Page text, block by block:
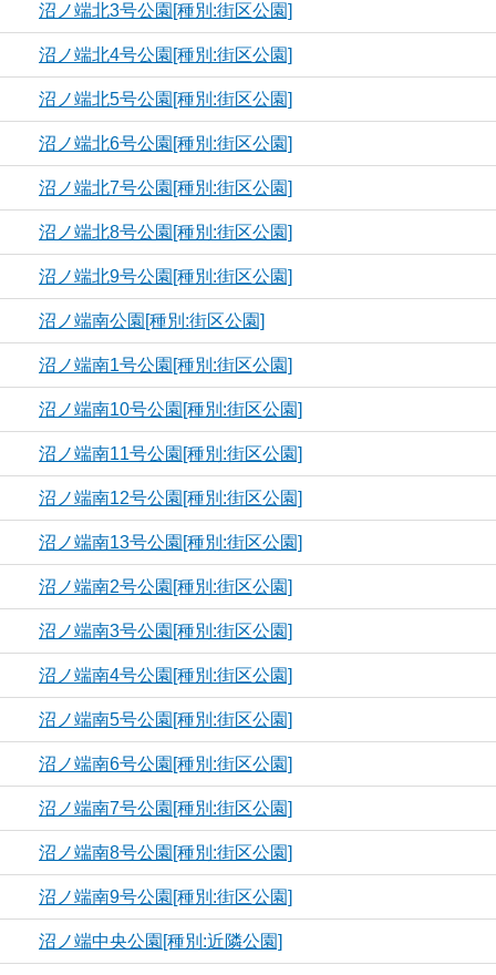
沼ノ端北3号公園[種別:街区公園]
沼ノ端北4号公園[種別:街区公園]
沼ノ端北5号公園[種別:街区公園]
沼ノ端北6号公園[種別:街区公園]
沼ノ端北7号公園[種別:街区公園]
沼ノ端北8号公園[種別:街区公園]
沼ノ端北9号公園[種別:街区公園]
沼ノ端南公園[種別:街区公園]
沼ノ端南1号公園[種別:街区公園]
沼ノ端南10号公園[種別:街区公園]
沼ノ端南11号公園[種別:街区公園]
沼ノ端南12号公園[種別:街区公園]
沼ノ端南13号公園[種別:街区公園]
沼ノ端南2号公園[種別:街区公園]
沼ノ端南3号公園[種別:街区公園]
沼ノ端南4号公園[種別:街区公園]
沼ノ端南5号公園[種別:街区公園]
沼ノ端南6号公園[種別:街区公園]
沼ノ端南7号公園[種別:街区公園]
沼ノ端南8号公園[種別:街区公園]
沼ノ端南9号公園[種別:街区公園]
沼ノ端中央公園[種別:近隣公園]